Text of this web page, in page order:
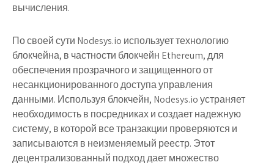
вычисления.
По своей сути Nodesys.io использует технологию
блокчейна, в частности блокчейн Ethereum, для
обеспечения прозрачного и защищенного от
несанкционированного доступа управления
данными. Используя блокчейн, Nodesys.io устраняет
необходимость в посредниках и создает надежную
систему, в которой все транзакции проверяются и
записываются в неизменяемый реестр. Этот
децентрализованный подход дает множество